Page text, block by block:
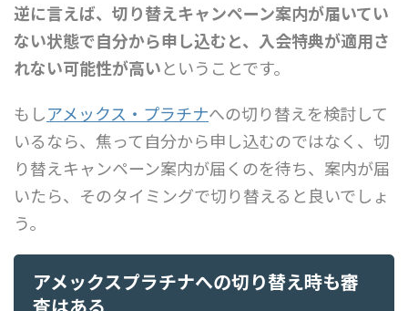
逆に言えば、切り替えキャンペーン案内が届いてい
ない状態で自分から申し込むと、入会特典が適用さ
れない可能性が高いということです。
もしアメックス・プラチナへの切り替えを検討して
いるなら、焦って自分から申し込むのではなく、切
り替えキャンペーン案内が届くのを待ち、案内が届
いたら、そのタイミングで切り替えると良いでしょ
う。
アメックスプラチナへの切り替え時も審